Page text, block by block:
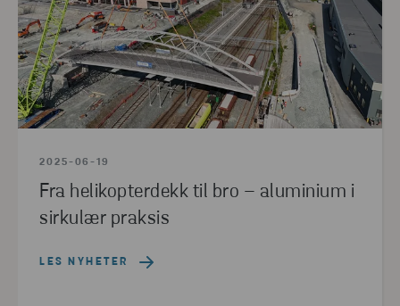
2025-06-19
Fra helikopterdekk til bro – aluminium i
sirkulær praksis
LES NYHETER